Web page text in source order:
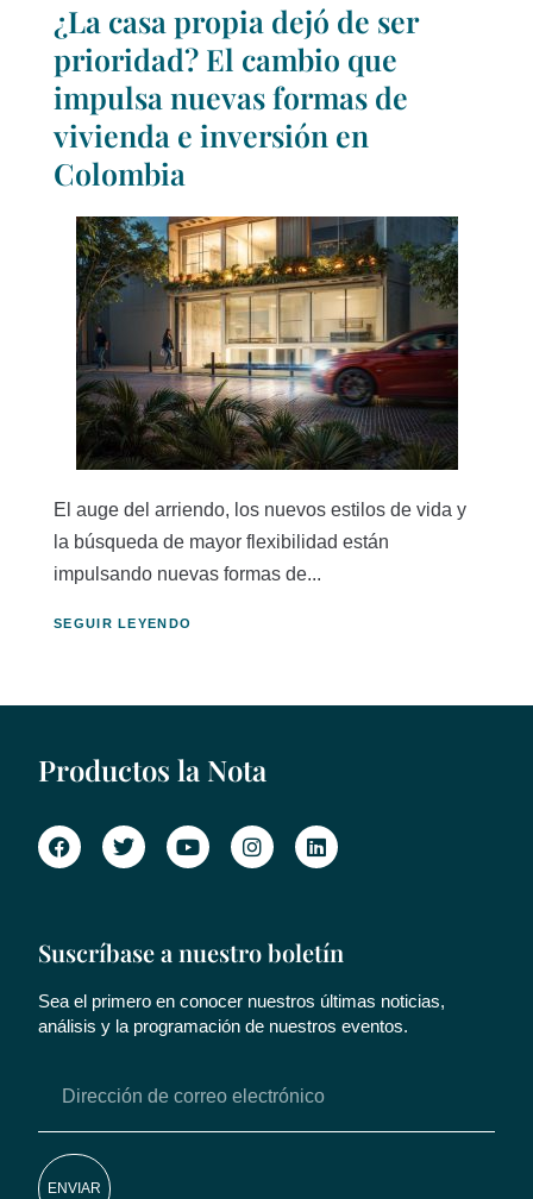
¿La casa propia dejó de ser
prioridad? El cambio que
impulsa nuevas formas de
vivienda e inversión en
Colombia
El auge del arriendo, los nuevos estilos de vida y
la búsqueda de mayor flexibilidad están
impulsando nuevas formas de...
SEGUIR LEYENDO
Productos la Nota
Suscríbase a nuestro boletín
Sea el primero en conocer nuestros últimas noticias,
análisis y la programación de nuestros eventos.
ENVIAR